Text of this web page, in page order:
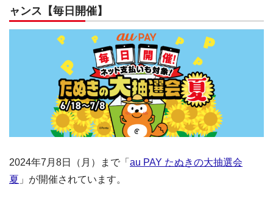
ャンス【毎日開催】
2024年7月8日（月）まで「 au PAY たぬきの大抽選会
夏 」が開催されています。